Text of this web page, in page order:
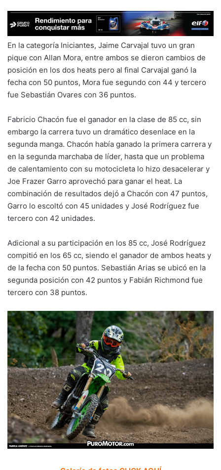
En la categoría Iniciantes, Jaime Carvajal tuvo un gran
pique con Allan Mora, entre ambos se dieron cambios de
posición en los dos heats pero al final Carvajal ganó la
fecha con 50 puntos, Mora fue segundo con 44 y tercero
fue Sebastián Ovares con 36 puntos.
Fabricio Chacón fue el ganador en la clase de 85 cc, sin
embargo la carrera tuvo un dramático desenlace en la
segunda manga. Chacón había ganado la primera carrera y
en la segunda marchaba de líder, hasta que un problema
de calentamiento con su motocicleta lo hizo desacelerar y
Joe Frazer Garro aprovechó para ganar el heat. La
combinación de resultados dejó a Chacón con 47 puntos,
Garro lo escoltó con 45 unidades y José Rodríguez fue
tercero con 42 unidades.
Adicional a su participación en los 85 cc, José Rodríguez
compitió en los 65 cc, siendo el ganador de ambos heats y
de la fecha con 50 puntos. Sebastián Arias se ubicó en la
segunda posición con 42 puntos y Fabián Richmond fue
tercero con 38 puntos.